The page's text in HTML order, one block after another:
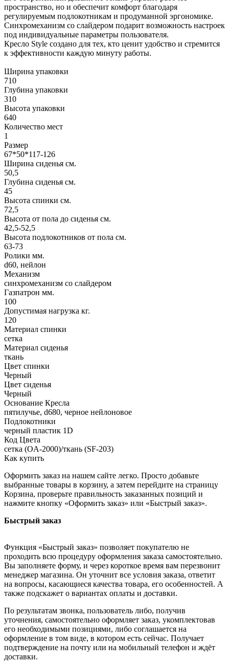
пространство, но и обеспечит комфорт благодаря
регулируемым подлокотникам и продуманной эргономике.
Синхромеханизм со слайдером подарит возможность настроек
под индивидуальные параметры пользователя.
Кресло Style создано для тех, кто ценит удобство и стремится
к эффективности каждую минуту работы.
Ширина упаковки
710
Глубина упаковки
310
Высота упаковки
640
Количество мест
1
Размер
67*50*117-126
Ширина сиденья см.
50,5
Глубина сиденья см.
45
Высота спинки см.
72,5
Высота от пола до сиденья см.
42,5-52,5
Высота подлокотников от пола см.
63-73
Ролики мм.
d60, нейлон
Механизм
синхромеханизм со слайдером
Газпатрон мм.
100
Допустимая нагрузка кг.
120
Материал спинки
сетка
Материал сиденья
ткань
Цвет спинки
Черный
Цвет сиденья
Черный
Основание Кресла
пятилучье, d680, черное нейлоновое
Подлокотники
черный пластик 1D
Код Цвета
сетка (OA-2000)/ткань (SF-203)
Как купить
Оформить заказ на нашем сайте легко. Просто добавьте
выбранные товары в корзину, а затем перейдите на страницу
Корзина, проверьте правильность заказанных позиций и
нажмите кнопку «Оформить заказ» или «Быстрый заказ».
Быстрый заказ
Функция «Быстрый заказ» позволяет покупателю не
проходить всю процедуру оформления заказа самостоятельно.
Вы заполняете форму, и через короткое время вам перезвонит
менеджер магазина. Он уточнит все условия заказа, ответит
на вопросы, касающиеся качества товара, его особенностей. А
также подскажет о вариантах оплаты и доставки.
По результатам звонка, пользователь либо, получив
уточнения, самостоятельно оформляет заказ, укомплектовав
его необходимыми позициями, либо соглашается на
оформление в том виде, в котором есть сейчас. Получает
подтверждение на почту или на мобильный телефон и ждёт
доставки.